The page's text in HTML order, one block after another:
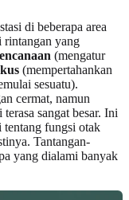
di beberapa area
rintangan yang
(mengatur
(mempertahankan
sesuatu).
cermat, namun
sangat besar. Ini
fungsi otak
Tantangan-
yang dialami banyak